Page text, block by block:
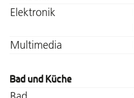
Elektronik
Multimedia
Bad und Küche